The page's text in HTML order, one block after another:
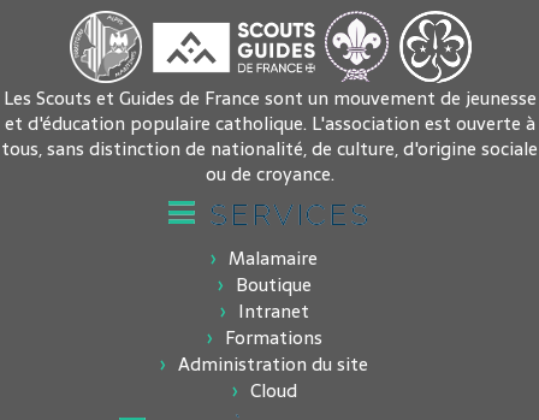
Les Scouts et Guides de France sont un mouvement de jeunesse
et d'éducation populaire catholique. L'association est ouverte à
tous, sans distinction de nationalité, de culture, d'origine sociale
ou de croyance.
SERVICES
Malamaire
Boutique
Intranet
Formations
Administration du site
Cloud